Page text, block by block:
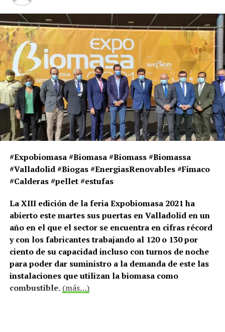
#Expobiomasa #Biomasa #Biomass #Biomassa
#Valladolid #Biogas #EnergiasRenovables #Fimaco
#Calderas #pellet #estufas
La XIII edición de la feria Expobiomasa 2021 ha
abierto este martes sus puertas en Valladolid en un
año en el que el sector se encuentra en cifras récord
y con los fabricantes trabajando al 120 o 130 por
ciento de su capacidad incluso con turnos de noche
para poder dar suministro a la demanda de este las
instalaciones que utilizan la biomasa como
combustible. (más…)